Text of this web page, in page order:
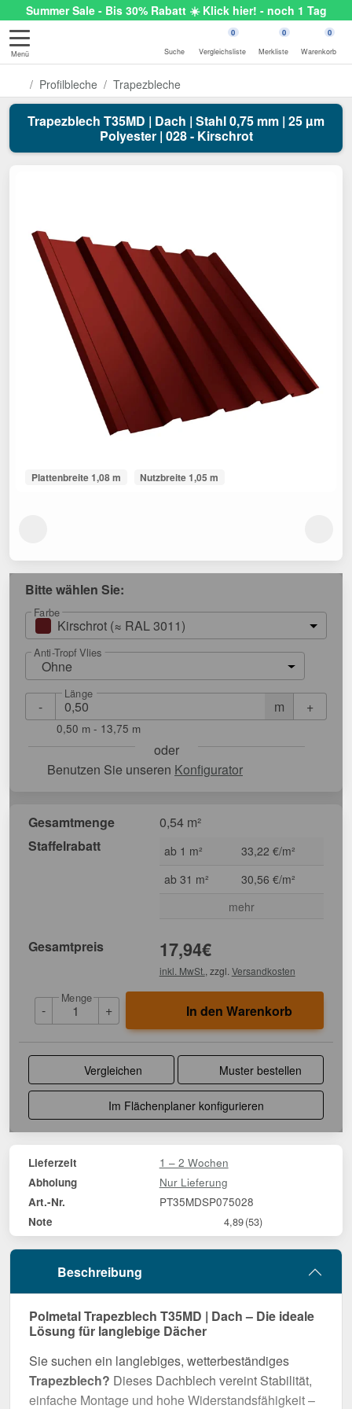
Summer Sale - Bis 30% Rabatt ☀️ Klick hier! - noch 1 Tag
Menü Suche
0
Vergleichsliste
0
Merkliste
0
Warenkorb
Profilbleche Trapezbleche
Trapezblech T35MD | Dach | Stahl 0,75 mm | 25 µm
Polyester | 028 - Kirschrot
Plattenbreite 1,08 m Nutzbreite 1,05 m
Bitte wählen Sie:
Farbe
Kirschrot (≈ RAL 3011)
Anti-Tropf Vlies
Ohne
- m
Länge
+
0,50 m - 13,75 m
oder
Benutzen Sie unseren Konfigurator
Gesamtmenge
0,54 m²
Staffelrabatt
ab 1 m²
33,22 €/m²
ab 31 m²
30,56 €/m²
mehr
Gesamtpreis 17,94€
inkl. MwSt. , zzgl. Versandkosten
-
Menge
+ In den Warenkorb
Vergleichen Muster bestellen
Im Flächenplaner konfigurieren
Lieferzeit 1 – 2 Wochen
Abholung Nur Lieferung
Art.-Nr. PT35MDSP075028
Note 4,89(53)
Beschreibung
Polmetal Trapezblech T35MD | Dach – Die ideale
Lösung für langlebige Dächer
Sie suchen ein langlebiges, wetterbeständiges
Trapezblech? Dieses Dachblech vereint Stabilität,
einfache Montage und hohe Widerstandsfähigkeit –